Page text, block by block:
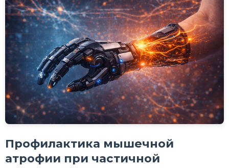
Профилактика мышечной
атрофии при частичной